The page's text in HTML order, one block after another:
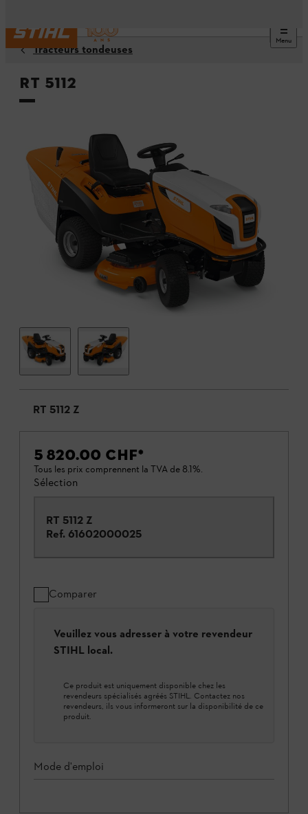
Menu
Tracteurs tondeuses
RT 5112
RT 5112 Z
5 820.00 CHF*
Tous les prix comprennent la TVA de 8.1%.
Sélection
RT 5112 Z
Ref. 61602000025
Comparer
Veuillez vous adresser à votre revendeur
STIHL local.
Ce produit est uniquement disponible chez les
revendeurs spécialisés agréés STIHL. Contactez nos
revendeurs, ils vous informeront sur la disponibilité de ce
produit.
Mode d'emploi